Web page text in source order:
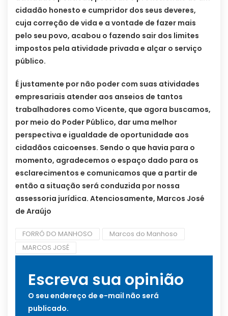
cidadão honesto e cumpridor dos seus deveres,
cuja correção de vida e a vontade de fazer mais
pelo seu povo, acabou o fazendo sair dos limites
impostos pela atividade privada e alçar o serviço
público.
É justamente por não poder com suas atividades
empresariais atender aos anseios de tantos
trabalhadores como Vicente, que agora buscamos,
por meio do Poder Público, dar uma melhor
perspectiva e igualdade de oportunidade aos
cidadãos caicoenses. Sendo o que havia para o
momento, agradecemos o espaço dado para os
esclarecimentos e comunicamos que a partir de
então a situação será conduzida por nossa
assessoria jurídica. Atenciosamente, Marcos José
de Araújo
FORRÓ DO MANHOSO
Marcos do Manhoso
MARCOS JOSÉ
Escreva sua opinião
O seu endereço de e-mail não será
publicado.